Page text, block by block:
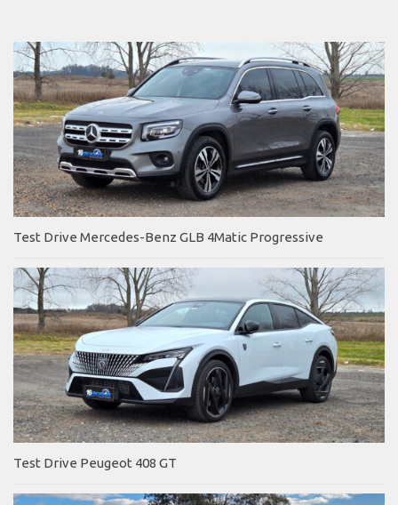
Test Drive Mercedes-Benz GLB 4Matic Progressive
Test Drive Peugeot 408 GT